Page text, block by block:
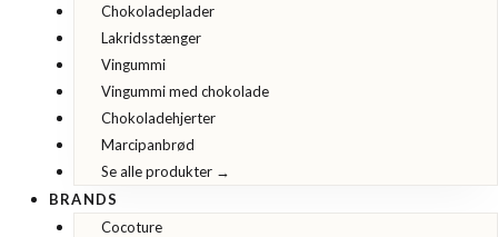
Chokoladeplader
Lakridsstænger
Vingummi
Vingummi med chokolade
Chokoladehjerter
Marcipanbrød
Se alle produkter →
BRANDS
Cocoture